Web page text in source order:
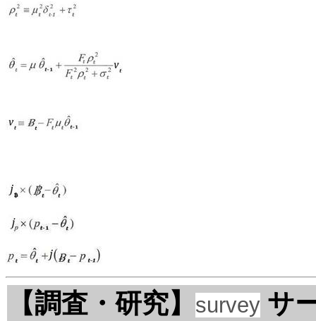
【調査・研究】 survey サ